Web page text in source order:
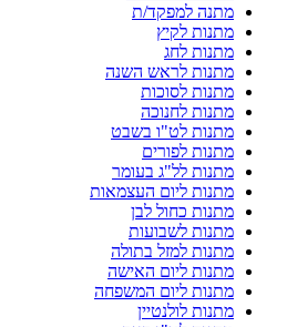
מתנה למפקד/ת
מתנות לקיץ
מתנות לחג
מתנות לראש השנה
מתנות לסוכות
מתנות לחנוכה
מתנות לט"ו בשבט
מתנות לפורים
מתנות לל"ג בעומר
מתנות ליום העצמאות
מתנות כחול לבן
מתנות לשבועות
מתנות למזל בתולה
מתנות ליום האישה
מתנות ליום המשפחה
מתנות לולנטיין